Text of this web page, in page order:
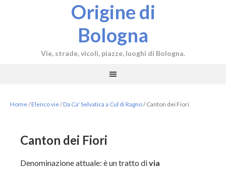
Origine di
Bologna
Vie, strade, vicoli, piazze, luoghi di Bologna.
Home/Elenco vie/Da Ca' Selvatica a Cul di Ragno/Canton dei Fiori
Canton dei Fiori
Denominazione attuale: è un tratto divia